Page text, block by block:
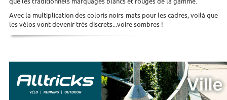
Avec la multiplication des coloris noirs mats pour les cadres, voilà que
les vélos vont devenir très discrets...voire sombres !